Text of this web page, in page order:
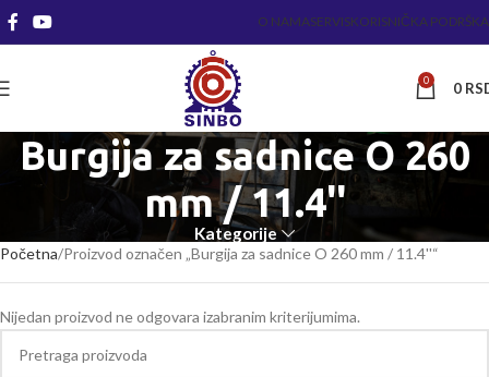
O NAMASERVISKORISNIČKA PODRŠKA
0 0
Burgija za sadnice O 260
mm / 11.4''
Kategorije
Početna Proizvod označen „Burgija za sadnice O 260 mm / 11.4''“
Nijedan proizvod ne odgovara izabranim kriterijumima.